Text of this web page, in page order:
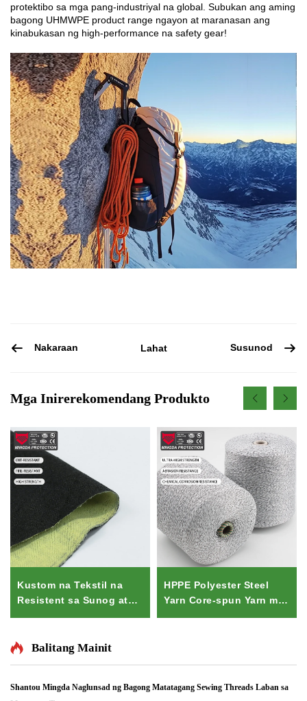
protektibo sa mga pang-industriyal na global. Subukan ang aming
bagong UHMWPE product range ngayon at maranasan ang
kinabukasan ng high-performance na safety gear!
Nakaraan Lahat Susunod
Mga Inirerekomendang Produkto
Kustom na Tekstil na
Resistent sa Sunog at
para sa Firefighter
HPPE Polyester Steel
Yarn Core-spun Yarn may
Technics
Balitang Mainit
Shantou Mingda Naglunsad ng Bagong Matatagang Sewing Threads Laban sa